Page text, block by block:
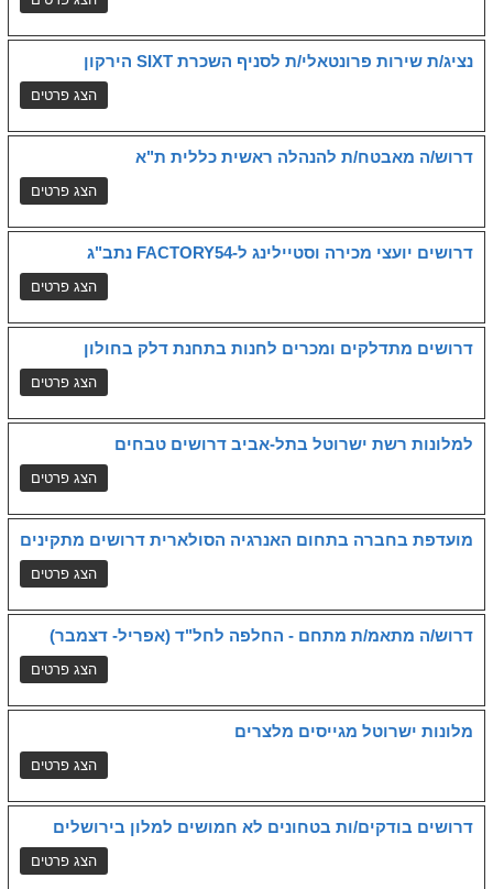
נציג/ת שירות פרונטאלי/ת לסניף השכרת SIXT הירקון
דרוש/ה מאבטח/ת להנהלה ראשית כללית ת"א
דרושים יועצי מכירה וסטיילינג ל-FACTORY54 נתב"ג
דרושים מתדלקים ומכרים לחנות בתחנת דלק בחולון
למלונות רשת ישרוטל בתל-אביב דרושים טבחים
מועדפת בחברה בתחום האנרגיה הסולארית דרושים מתקינים
דרוש/ה מתאמ/ת מתחם - החלפה לחל"ד (אפריל- דצמבר)
מלונות ישרוטל מגייסים מלצרים
דרושים בודקים/ות בטחונים לא חמושים למלון בירושלים